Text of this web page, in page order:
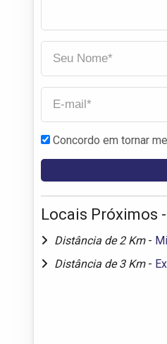
Concordo em tornar
Locais Próximos
Distância de 2 Km -
Distância de 3 Km -